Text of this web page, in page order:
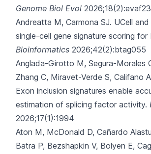
Genome Biol Evol
Andreatta M, Carmona SJ. UCell
single-cell gene signature scoring
Bioinformatics 2026;42(2):btag055
Anglada-Girotto M, Segura-Morales
Zhang C, Miravet-Verde S, Califano
Exon inclusion signatures enable
estimation of splicing factor activity.
2026;17(1):1994
Aton M, McDonald D, Cañardo
Batra P, Bezshapkin V, Bolyen E,